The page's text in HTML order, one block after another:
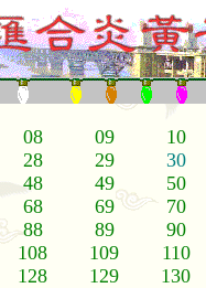
08 09 10
28 29 30
48 49 50
68 69 70
88 89 90
108 109 110
128 129 130